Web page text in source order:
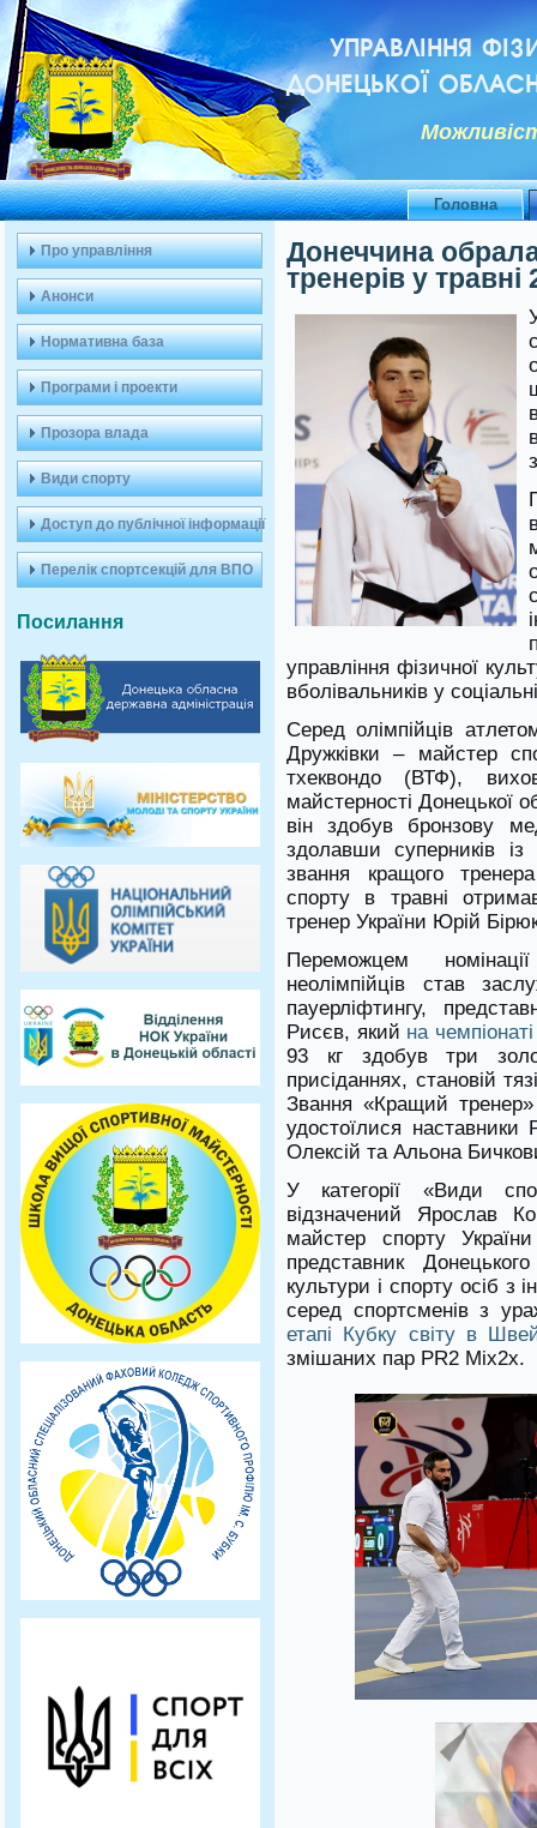
УПРАВЛІННЯ
ДОНЕЦЬКОЇ
Головна
Про управління
Анонси
Нормативна база
Програми і проекти
Прозора влада
Види спорту
Доступ до публічної інформації
Перелік спортсекцій для ВПО
Посилання
Донеччина
тренерів у травні
управління фізичної
вболівальників у
Серед олімпійців
Дружківки – майстер
тхеквондо (ВТФ),
майстерності Донецької
він здобув бронзову
здолавши суперників із
звання кращого
спорту в травні
тренер України Юрій
Переможцем
неолімпійців став
пауерліфтингу,
Рисєв, який на
93 кг здобув три
присіданнях, становій
Звання «Кращий тренер»
удостоїлися наставники
Олексій та Альона
У категорії «Види
відзначений Ярослав
майстер спорту
представник
культури і спорту осіб з
серед спортсменів з
етапі Кубку світу в
змішаних пар PR2 Mix2x.